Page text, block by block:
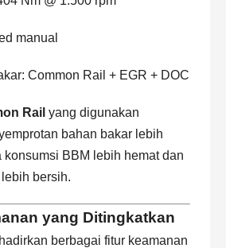
manual
Common Rail + EGR + DOC
Rail yang digunakan
bahan bakar lebih
konsumsi BBM lebih hemat dan
bersih.
yang Ditingkatkan
berbagai fitur keamanan